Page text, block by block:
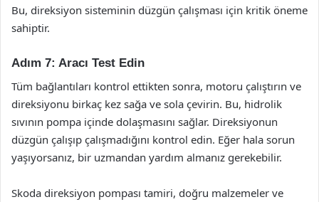
Bu, direksiyon sisteminin düzgün çalışması için kritik öneme
sahiptir.
Adım 7: Aracı Test Edin
Tüm bağlantıları kontrol ettikten sonra, motoru çalıştırın ve
direksiyonu birkaç kez sağa ve sola çevirin. Bu, hidrolik
sıvının pompa içinde dolaşmasını sağlar. Direksiyonun
düzgün çalışıp çalışmadığını kontrol edin. Eğer hala sorun
yaşıyorsanız, bir uzmandan yardım almanız gerekebilir.
Skoda direksiyon pompası tamiri, doğru malzemeler ve